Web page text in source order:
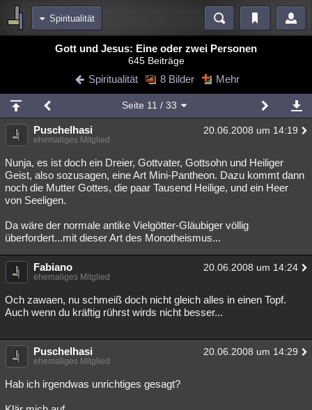
Spiritualität
Blogs Videos
Chat Wiki Neuigkeiten
meine Rubriken
Menschen Wissenschaft Mystery Kriminalfälle
Spiritualität Verschwörungen Technologie Ufologie
Natur Umfragen Unterhaltung
weitere Rubriken
Philosophie Träume Orte Esoterik Literatur
Astronomie Helpdesk Gruppen Gaming Filme
Musik Clash
Übersichten
Lesenswert Schlüsselwörter
Gott und Jesus: Eine oder zwei Personen
645 Beiträge
Spiritualität 8 Bilder Mehr
Seite 11 / 33
Puschelhasi 20.06.2008 um 14:19
ehemaliges Mitglied
Nunja, es ist doch ein Dreier, Gottvater, Gottsohn und Heiliger
Geist, also sozusagen, eine Art Mini-Pantheon. Dazu kommt dann
noch die Mutter Gottes, die paar Tausend Heilige, und ein Heer
von Seeligen.
Da wäre der normale antike Vielgötter-Gläubiger völlig
überfordert...mit dieser Art des Monotheismus...
Fabiano 20.06.2008 um 14:24
ehemaliges Mitglied
Och zawaen, nu schmeiß doch nicht gleich alles in einen Topf.
Auch wenn du kräftig rührst wirds nicht besser...
Puschelhasi 20.06.2008 um 14:29
ehemaliges Mitglied
Hab ich irgendwas unrichtiges gesagt?